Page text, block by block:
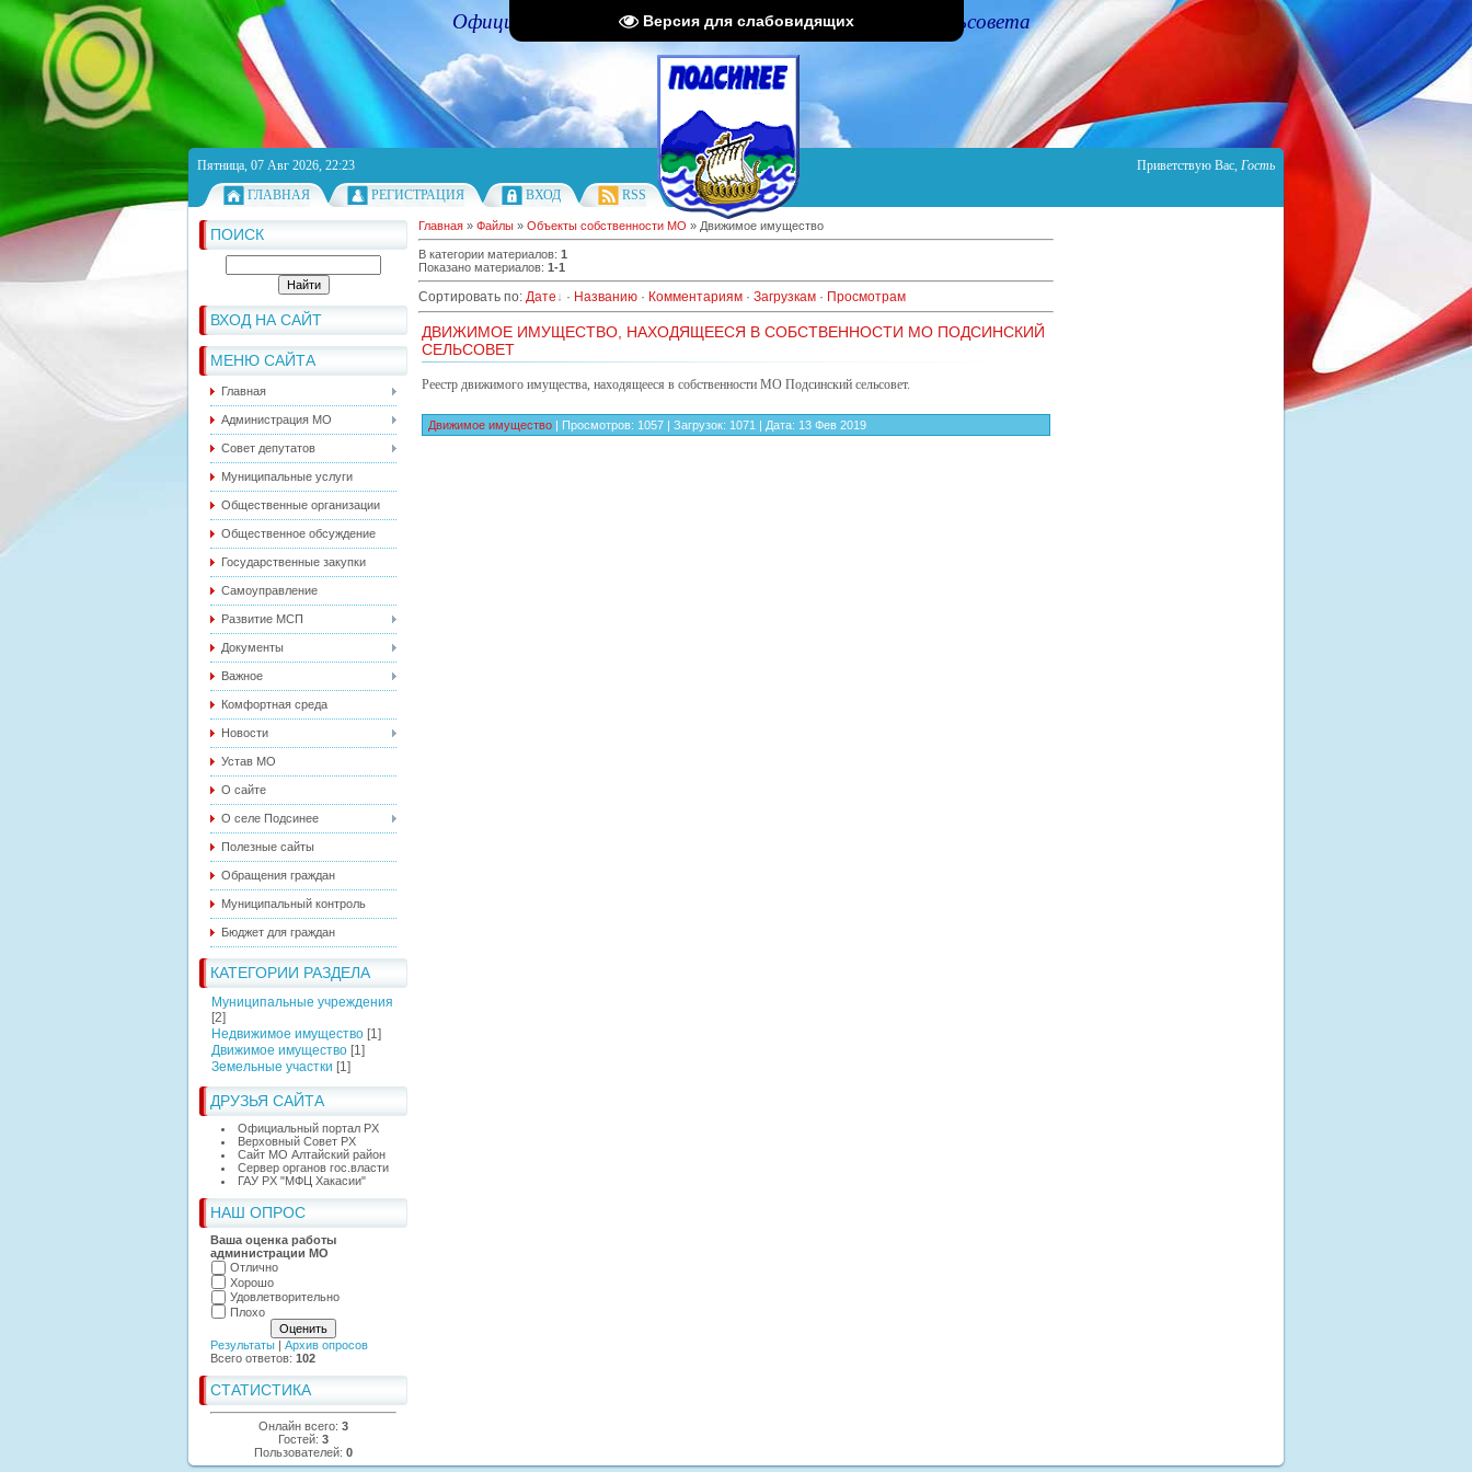
Версия для слабовидящих
Официальный портал Администрации Подсинского сельсовета
Пятница, 07 Авг 2026, 22:23 Приветствую Вас, Гость
ГЛАВНАЯ
РЕГИСТРАЦИЯ ВХОД RSS
ПОИСК
ВХОД НА САЙТ
МЕНЮ САЙТА
Главная
Администрация МО
Совет депутатов
Муниципальные услуги
Общественные организации
Общественное обсуждение
Государственные закупки
Самоуправление
Развитие МСП
Документы
Важное
Комфортная среда
Новости
Устав МО
О сайте
О селе Подсинее
Полезные сайты
Обращения граждан
Муниципальный контроль
Бюджет для граждан
КАТЕГОРИИ РАЗДЕЛА
Муниципальные учреждения
[2]
Недвижимое имущество [1]
Движимое имущество [1]
Земельные участки [1]
ДРУЗЬЯ САЙТА
Официальный портал РХ
Верховный Совет РХ
Сайт МО Алтайский район
Сервер органов гос.власти
ГАУ РХ "МФЦ Хакасии"
НАШ ОПРОС
Ваша оценка работы
администрации МО
Отлично
Хорошо
Удовлетворительно
Плохо
Результаты
Архив опросов
Всего ответов: 102
СТАТИСТИКА
Онлайн всего: 3
Гостей: 3
Пользователей: 0
Главная » Файлы » Объекты собственности МО » Движимое имущество
В категории материалов: 1
Показано материалов: 1-1
Сортировать по: Дате · Названию · Комментариям · Загрузкам · Просмотрам
ДВИЖИМОЕ ИМУЩЕСТВО, НАХОДЯЩЕЕСЯ В СОБСТВЕННОСТИ МО ПОДСИНСКИЙ
СЕЛЬСОВЕТ
Реестр движимого имущества, находящееся в собственности МО Подсинский сельсовет.
Движимое имущество | Просмотров: 1057 | Загрузок: 1071 | Дата: 13 Фев 2019